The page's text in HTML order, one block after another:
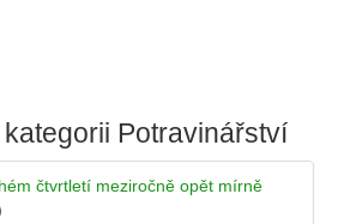
Potravinářství
čtvrtletí meziročně opět mírně